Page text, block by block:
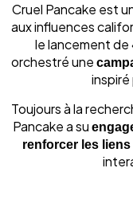
Cruel Pancake est
aux influences
le lancement de
orchestré une
inspiré
Toujours à la
Pancake a su
renforcer les liens